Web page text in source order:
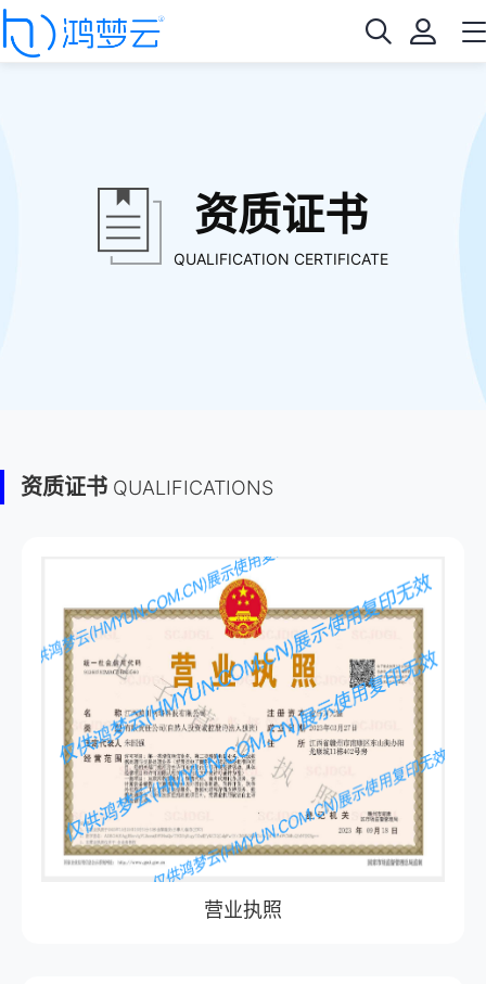
资质证书
QUALIFICATION CERTIFICATE
资质证书 QUALIFICATIONS
营业执照